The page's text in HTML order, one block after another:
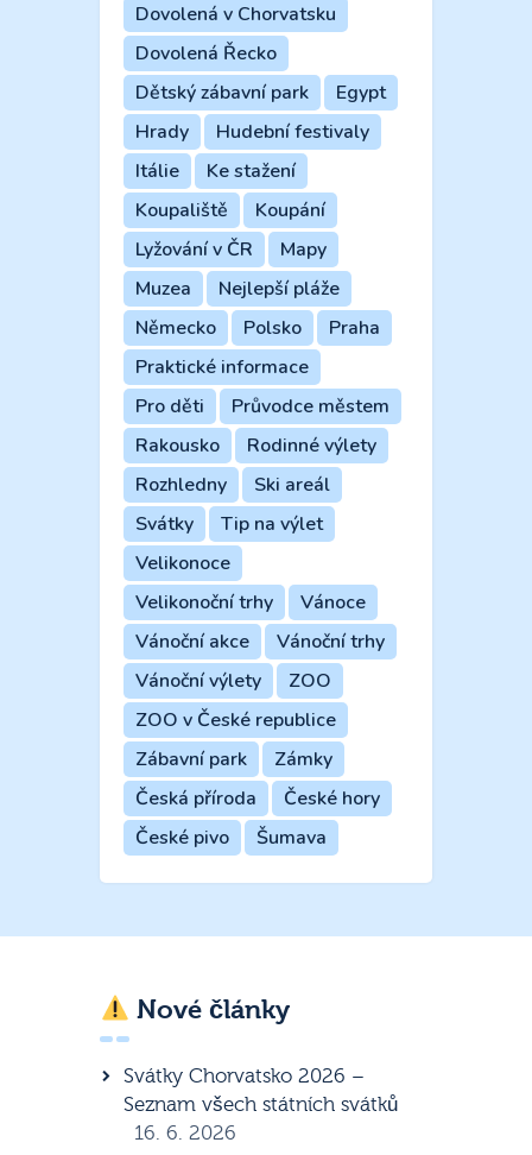
Dovolená v Chorvatsku
Dovolená Řecko
Dětský zábavní park
Egypt
Hrady
Hudební festivaly
Itálie
Ke stažení
Koupaliště
Koupání
Lyžování v ČR
Mapy
Muzea
Nejlepší pláže
Německo
Polsko
Praha
Praktické informace
Pro děti
Průvodce městem
Rakousko
Rodinné výlety
Rozhledny
Ski areál
Svátky
Tip na výlet
Velikonoce
Velikonoční trhy
Vánoce
Vánoční akce
Vánoční trhy
Vánoční výlety
ZOO
ZOO v České republice
Zábavní park
Zámky
Česká příroda
České hory
České pivo
Šumava
Nové články
Svátky Chorvatsko 2026 –
Seznam všech státních svátků
16. 6. 2026